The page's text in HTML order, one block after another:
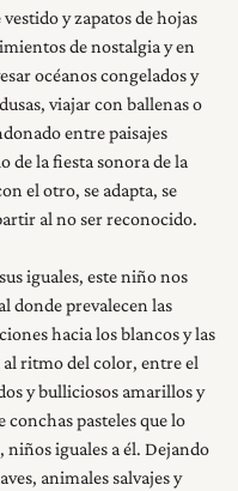
y zapatos de hojas
de nostalgia y en
océanos congelados y
viajar con ballenas o
entre paisajes
de la fiesta sonora de la
el otro, se adapta, se
al no ser reconocido.
iguales, este niño nos
donde prevalecen las
hacia los blancos y las
al ritmo del color, entre el
y bulliciosos amarillos y
conchas pasteles que lo
iguales a él. Dejando
animales salvajes y